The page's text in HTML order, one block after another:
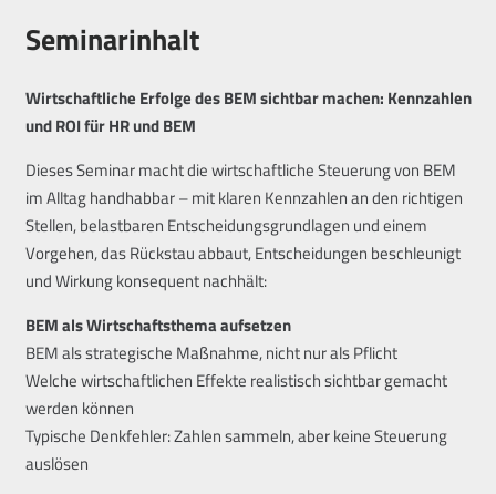
Seminarinhalt
Wirtschaftliche Erfolge des BEM sichtbar machen: Kennzahlen
und ROI für HR und BEM
Dieses Seminar macht die wirtschaftliche Steuerung von BEM
im Alltag handhabbar – mit klaren Kennzahlen an den richtigen
Stellen, belastbaren Entscheidungsgrundlagen und einem
Vorgehen, das Rückstau abbaut, Entscheidungen beschleunigt
und Wirkung konsequent nachhält:
BEM als Wirtschaftsthema aufsetzen
BEM als strategische Maßnahme, nicht nur als Pflicht
Welche wirtschaftlichen Effekte realistisch sichtbar gemacht
werden können
Typische Denkfehler: Zahlen sammeln, aber keine Steuerung
auslösen